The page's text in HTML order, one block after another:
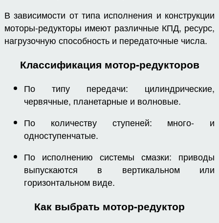
В зависимости от типа исполнения и конструкции
моторы-редукторы имеют различные КПД, ресурс,
нагрузочную способность и передаточные числа.
Классификация мотор-редукторов
По типу передачи: цилиндрические,
червячные, планетарные и волновые.
По количеству ступеней: много- и
одноступенчатые.
По исполнению системы смазки: приводы
выпускаются в вертикальном или
горизонтальном виде.
Как выбрать мотор-редуктор